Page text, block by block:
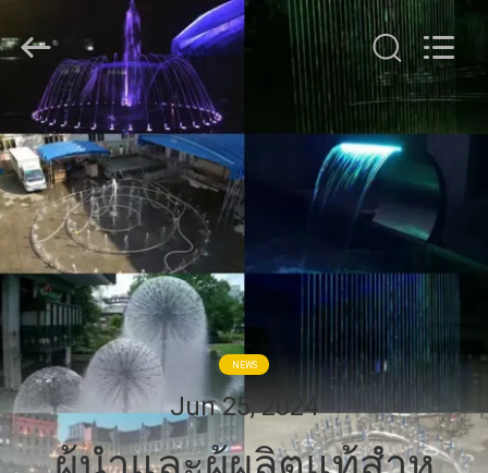
บ้าน
สินค้า
เกี่ยว
กับ
เรา
water
co,.ltd.
Reserved.
NEWS
Jun 25, 2024